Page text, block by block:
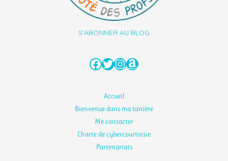
S'ABONNER AU BLOG
Facebook
Twitter
Instagram
Amazon
Accueil
Bienvenue dans ma tanière
Me contacter
Charte de cybercourtoisie
Partenariats